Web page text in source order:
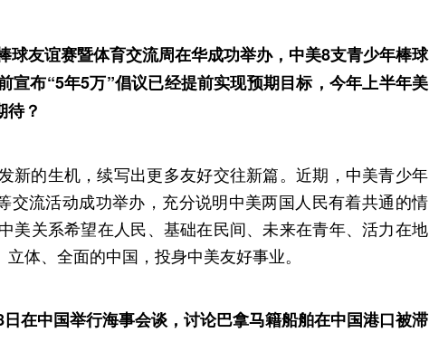
友谊赛暨体育交流周在华成功举办，中美8支青少年棒球
布“5年5万”倡议已经提前实现预期目标，今年上半年美
待？
新的生机，续写出更多友好交往新篇。近期，中美青少年
交流活动成功举办，充分说明中美两国人民有着共通的情
美关系希望在人民、基础在民间、未来在青年、活力在地
体、全面的中国，投身中美友好事业。
在中国举行海事会谈，讨论巴拿马籍船舶在中国港口被滞